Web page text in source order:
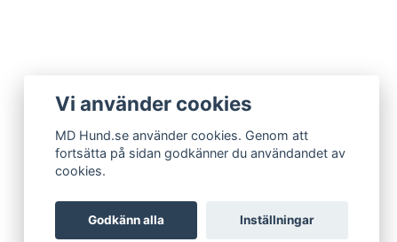
Vi använder cookies
MD Hund.se använder cookies. Genom att
fortsätta på sidan godkänner du användandet av
cookies.
Godkänn alla Inställningar